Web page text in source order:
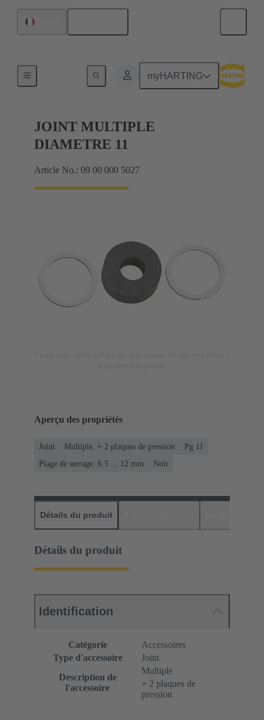
myHARTING
Presse-étoupes
JOINT MULTIPLE
DIAMETRE 11
Article No.: 09 00 000 5027
Aperçu des propriétés
Joint Multiple, + 2 plaques de pression
Pg 11
Plage de serrage: 6.5 ... 12 mm
Noir
Détails du produit
Détails du produit
Identification
Catégorie
Accessoires
Type d'accessoire
Joint
Description de
l'accessoire
Multiple
+ 2 plaques de
pression